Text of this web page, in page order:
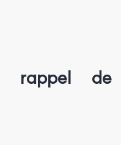
rappel de